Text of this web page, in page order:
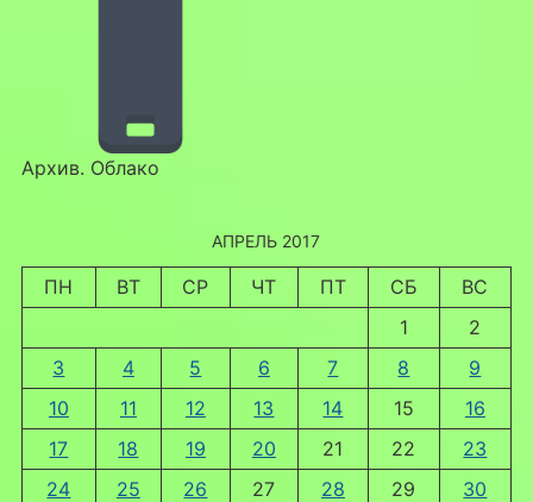
Архив. Облако
АПРЕЛЬ 2017
ПН ВТ СР ЧТ ПТ СБ
ВС
1
2
3
4 5 6 7 8
9
10
11 12 13 14 15
16
17
18 19 20 21 22
23
24
25 26 27 28 29 30